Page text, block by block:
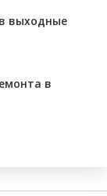
выходные
в